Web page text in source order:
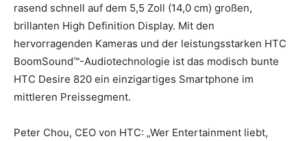
rasend schnell auf dem 5,5 Zoll (14,0 cm) großen,
brillanten High Definition Display. Mit den
hervorragenden Kameras und der leistungsstarken HTC
BoomSound™-Audiotechnologie ist das modisch bunte
HTC Desire 820 ein einzigartiges Smartphone im
mittleren Preissegment.
Peter Chou, CEO von HTC: „Wer Entertainment liebt,